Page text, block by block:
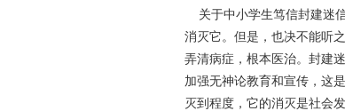
关于中小学生笃信封建迷
消灭它。但是，也决不能听
弄清病症，根本医治。封建
加强无神论教育和宣传，这
灭到程度，它的消灭是社会